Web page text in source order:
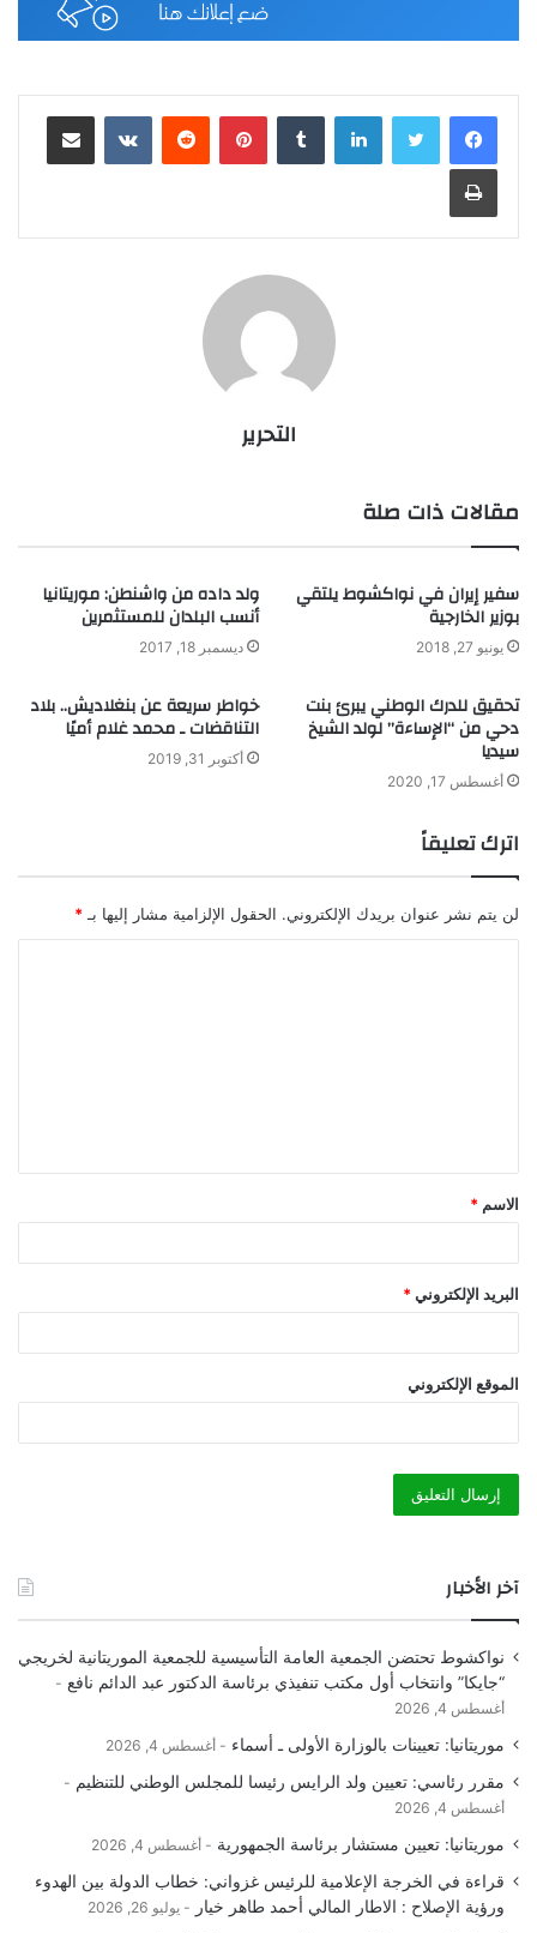
لينكدإن بينتيريست مشاركة عبر البريد
طباعة
التحرير
مقالات ذات صلة
سفير إيران في نواكشوط يلتقي
بوزير الخارجية
يونيو 27, 2018
ولد داده من واشنطن: موريتانيا
أنسب البلدان للمستثمرين
ديسمبر 18, 2017
تحقيق للدرك الوطني يبرئ بنت
دحي من “الإساءة” لولد الشيخ
سيديا
أغسطس 17, 2020
خواطر سريعة عن بنغلاديش.. بلاد
التناقضات ـ محمد غلام أميًا
أكتوبر 31, 2019
اترك تعليقاً
لن يتم نشر عنوان بريدك الإلكتروني. الحقول الإلزامية مشار إليها بـ *
الاسم*
البريد الإلكتروني*
الموقع الإلكتروني
آخر الأخبار
نواكشوط تحتضن الجمعية العامة التأسيسية للجمعية الموريتانية لخريجي
“جايكا” وانتخاب أول مكتب تنفيذي برئاسة الدكتور عبد الدائم نافع
أغسطس 4, 2026
موريتانيا: تعيينات بالوزارة الأولى ـ أسماء أغسطس 4, 2026
مقرر رئاسي: تعيين ولد الرايس رئيسا للمجلس الوطني للتنظيم
أغسطس 4, 2026
موريتانيا: تعيين مستشار برئاسة الجمهورية أغسطس 4, 2026
قراءة في الخرجة الإعلامية للرئيس غزواني: خطاب الدولة بين الهدوء
ورؤية الإصلاح : الاطار المالي أحمد طاهر خيار
يوليو 26, 2026